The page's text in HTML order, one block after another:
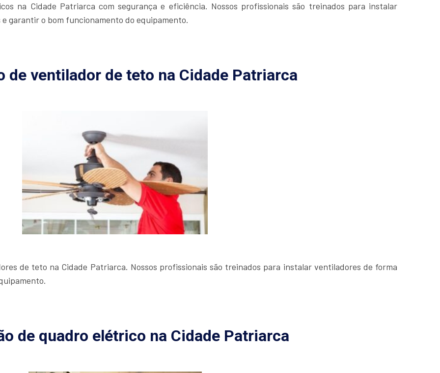
na Cidade Patriarca com segurança e eficiência. Nossos profissionais são treinados para instalar
garantir o bom funcionamento do equipamento.
de ventilador de teto na Cidade Patriarca
de teto na Cidade Patriarca. Nossos profissionais são treinados para instalar ventiladores de forma
de quadro elétrico na Cidade Patriarca